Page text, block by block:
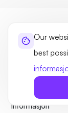
Our
best
Hostingløsninger
Informasjon